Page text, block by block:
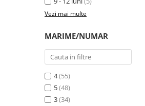
Uscătoare de Păr
Vezi mai multe
MARIME/NUMAR
4(55)
5(48)
3(34)